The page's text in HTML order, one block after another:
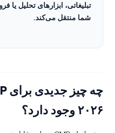
تبلیغاتی، ابزارهای تحلیل
شما منتقل می‌کند.
۲۰۲۶ وجود دارد؟